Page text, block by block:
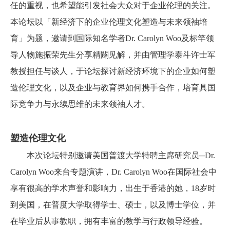
任的重视，也希望能引发社会大众对于企业伦理的关注。
本论坛以「新经济下的企业伦理文化塑造与未来领袖培
育」为题，邀请到国际知名学者Dr. Carolyn Woo及标竿领
导人物施振荣先生分享精闢见解，并由管理学泰斗许士军
教授担任与谈人，于论坛探讨新经济环境下的企业如何塑
造伦理文化，以及企业与教育界如何携手合作，培育具国
际竞争力与永续思维的未来领袖人才。
塑造伦理文化
本次论坛特别邀请美国普渡大学特聘主席研究员─Dr.
Carolyn Woo来台专题演讲，Dr. Carolyn Woo在国际社会中
享有很高的学术声誉和影响力，出生于香港的她，18岁时
到美国，在普度大学取得学士、硕士，以及博士学位，并
在毕业后从事教职，拥有丰富的教学与行政领导经验。